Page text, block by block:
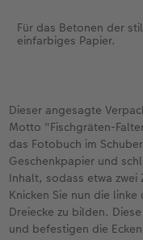
Für das Betonen der
einfarbiges Papier.
Dieser angesagte
Motto "Fischgräten-
das Fotobuch im
Geschenkpapier und
Inhalt, sodass etwa zwei
Knicken Sie nun die
Dreiecke zu bilden.
und befestigen die